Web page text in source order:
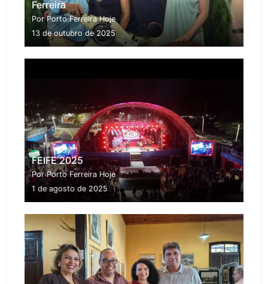
Ferreira
Por Porto Ferreira Hoje
13 de outubro de 2025
FEIFE 2025
Por Porto Ferreira Hoje
1 de agosto de 2025